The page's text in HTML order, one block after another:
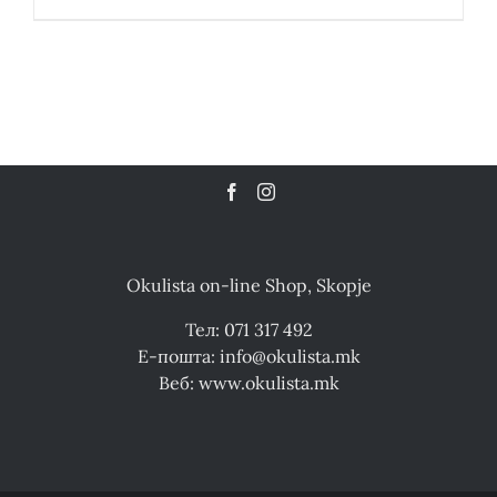
Okulista on-line Shop, Skopje
Тел: 071 317 492
Е-пошта: info@okulista.mk
Веб: www.okulista.mk